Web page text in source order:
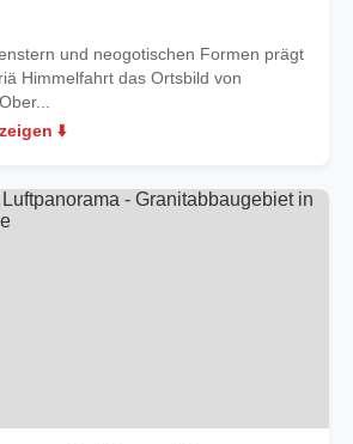
und neogotischen Formen prägt
Himmelfahrt das Ortsbild von
⬇️